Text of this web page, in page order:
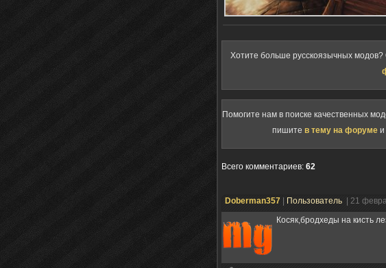
Хотите больше русскоязычных
Помогите нам в поиске качественных
пишите в тему на форуме и
Всего комментариев: 62
Doberman357 Пользователь | 21
Косяк,бродхеды на кисть